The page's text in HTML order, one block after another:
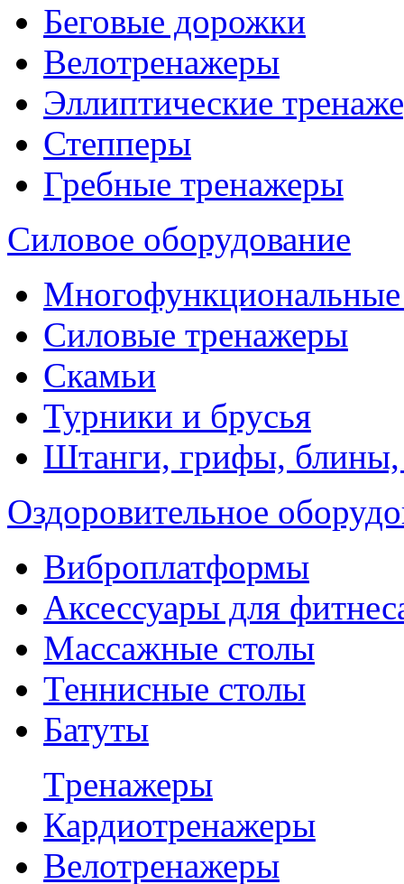
Беговые дорожки
Велотренажеры
Эллиптические
Степперы
Гребные тренажеры
Силовое оборудование
Силовые тренажеры
Скамьи
Турники и брусья
Штанги, грифы, блины,
Оздоровительное
Виброплатформы
Аксессуары для
Массажные столы
Теннисные столы
Батуты
Tренажеры
Кардиотренажеры
Велотренажеры